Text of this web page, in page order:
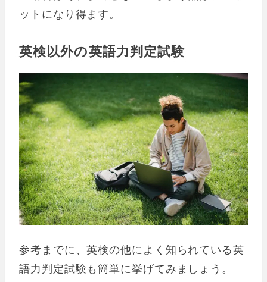
ットになり得ます。
英検以外の英語力判定試験
参考までに、英検の他によく知られている英
語力判定試験も簡単に挙げてみましょう。